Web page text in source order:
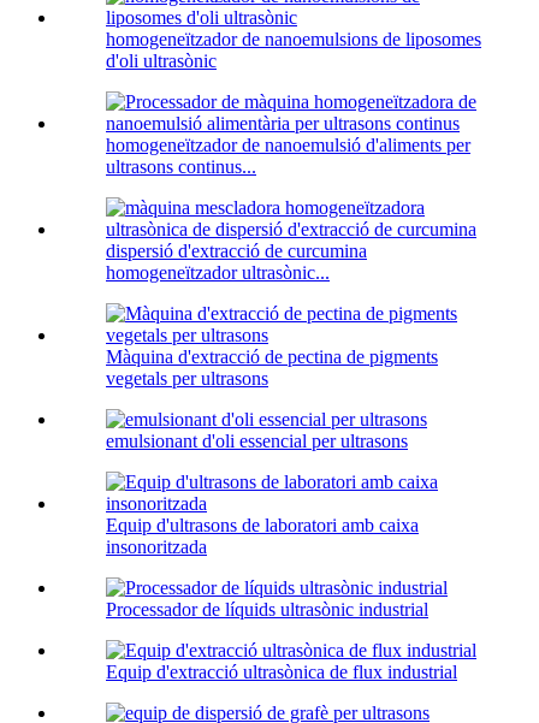
homogeneïtzador de nanoemulsions de liposomes
d'oli ultrasònic
homogeneïtzador de nanoemulsió d'aliments per
ultrasons continus...
dispersió d'extracció de curcumina
homogeneïtzador ultrasònic...
Màquina d'extracció de pectina de pigments
vegetals per ultrasons
emulsionant d'oli essencial per ultrasons
Equip d'ultrasons de laboratori amb caixa
insonoritzada
Processador de líquids ultrasònic industrial
Equip d'extracció ultrasònica de flux industrial